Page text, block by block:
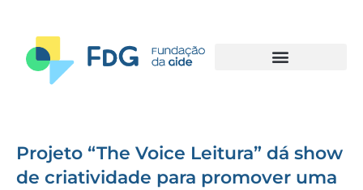
Projeto “The Voice Leitura” dá show
de criatividade para promover uma